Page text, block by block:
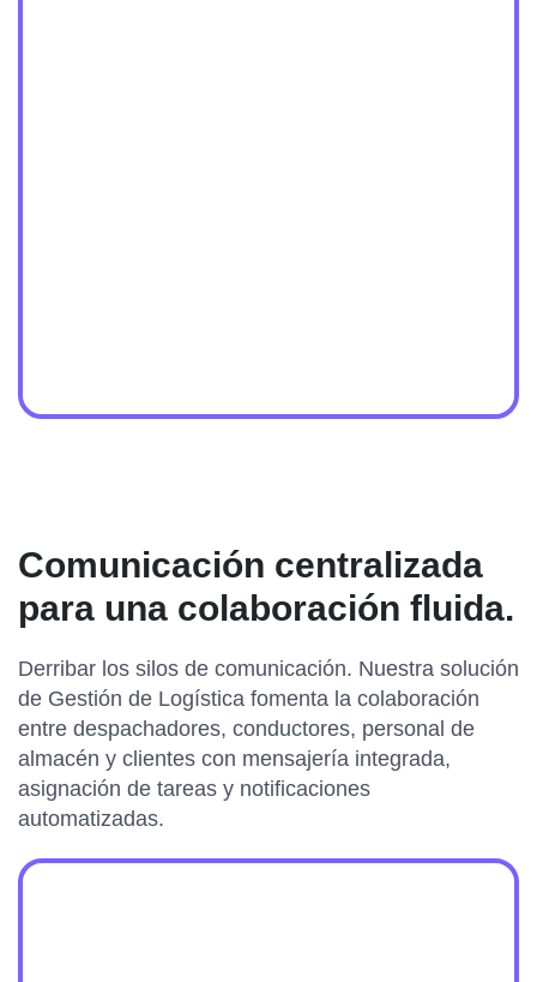
Comunicación centralizada
para una colaboración fluida.
Derribar los silos de comunicación. Nuestra solución
de Gestión de Logística fomenta la colaboración
entre despachadores, conductores, personal de
almacén y clientes con mensajería integrada,
asignación de tareas y notificaciones
automatizadas.